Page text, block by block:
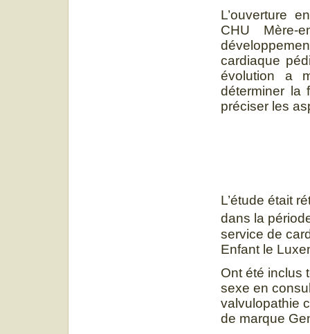
L’ouverture
CHU
cardiaque
évolution a
déterminer la
préciser les
L’étude était
dans la
service de
Enfant le
Ont été inclus
sexe en
valvulopathie
de marque